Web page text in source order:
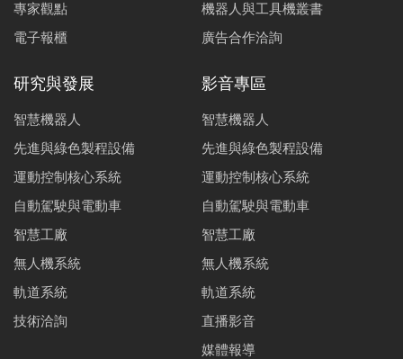
專家觀點
電子報櫃
機器人與工具機叢書
廣告合作洽詢
研究與發展
智慧機器人
先進與綠色製程設備
運動控制核心系統
自動駕駛與電動車
智慧工廠
無人機系統
軌道系統
技術洽詢
影音專區
智慧機器人
先進與綠色製程設備
運動控制核心系統
自動駕駛與電動車
智慧工廠
無人機系統
軌道系統
直播影音
媒體報導